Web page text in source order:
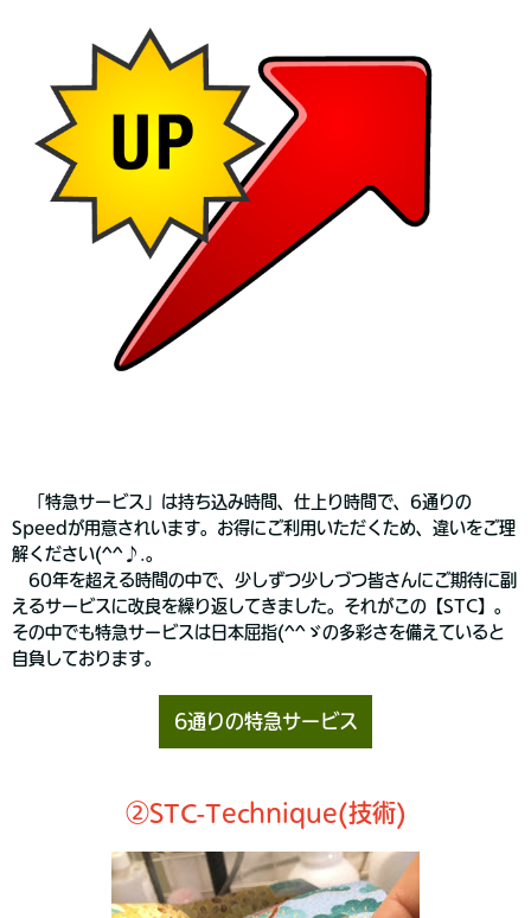
「特急サービス」は持ち込み時間、仕上り時間で、6通りの
Speedが用意されいます。お得にご利用いただくため、違いをご理
解ください(^^♪.。
60年を超える時間の中で、少しずつ少しづつ皆さんにご期待に副
えるサービスに改良を繰り返してきました。それがこの【STC】。
その中でも特急サービスは日本屈指(^^ゞの多彩さを備えていると
自負しております。
6通りの特急サービス
②STC-Technique(技術)